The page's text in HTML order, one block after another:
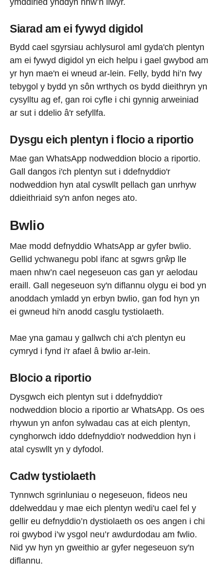
Siarad am ei fywyd digidol
Bydd cael sgyrsiau achlysurol aml gyda'ch plentyn
am ei fywyd digidol yn eich helpu i gael gwybod am
yr hyn mae'n ei wneud ar-lein. Felly, bydd hi’n fwy
tebygol y bydd yn sôn wrthych os bydd dieithryn yn
cysylltu ag ef, gan roi cyfle i chi gynnig arweiniad
ar sut i ddelio â'r sefyllfa.
Dysgu eich plentyn i flocio a riportio
Mae gan WhatsApp nodweddion blocio a riportio.
Gall dangos i'ch plentyn sut i ddefnyddio'r
nodweddion hyn atal cyswllt pellach gan unrhyw
ddieithriaid sy'n anfon neges ato.
Bwlio
Mae modd defnyddio WhatsApp ar gyfer bwlio.
Gellid ychwanegu pobl ifanc at sgwrs grŵp lle
maen nhw’n cael negeseuon cas gan yr aelodau
eraill. Gall negeseuon sy'n diflannu olygu ei bod yn
anoddach ymladd yn erbyn bwlio, gan fod hyn yn
ei gwneud hi'n anodd casglu tystiolaeth.
Mae yna gamau y gallwch chi a'ch plentyn eu
cymryd i fynd i'r afael â bwlio ar-lein.
Blocio a riportio
Dysgwch eich plentyn sut i ddefnyddio'r
nodweddion blocio a riportio ar WhatsApp. Os oes
rhywun yn anfon sylwadau cas at eich plentyn,
cynghorwch iddo ddefnyddio'r nodweddion hyn i
atal cyswllt yn y dyfodol.
Cadw tystiolaeth
Tynnwch sgrinluniau o negeseuon, fideos neu
ddelweddau y mae eich plentyn wedi'u cael fel y
gellir eu defnyddio’n dystiolaeth os oes angen i chi
roi gwybod i’w ysgol neu’r awdurdodau am fwlio.
Nid yw hyn yn gweithio ar gyfer negeseuon sy'n
diflannu.